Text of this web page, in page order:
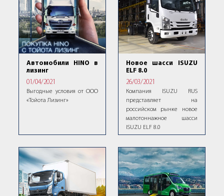
Автомобили HINO в
лизинг
01/04/2021
Выгодные условия от ООО
«Тойота Лизинг»
Новое шасси ISUZU
ELF 8.0
26/03/2021
Компания ISUZU RUS
представляет на
российском рынке новое
малотоннажное шасси
ISUZU ELF 8.0